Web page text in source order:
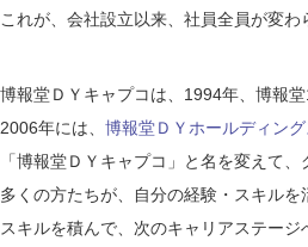
これが、会社設立以来、社員全員が変わ
博報堂ＤＹキャプコは、1994年、博報
2006年には、 博報堂ＤＹホールディン
「博報堂ＤＹキャプコ」と名を変えて
多くの方たちが、自分の経験・スキル
スキルを積んで、次のキャリアステージ